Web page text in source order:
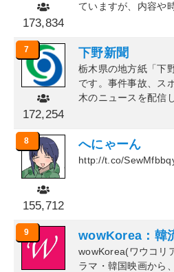
173,834
ていますが、内容や
7
172,254
下野新聞
栃木県の地方紙「下
です。事件事故、ス
木のニュースを配信
8
155,712
へにゃーん
http://t.co/
9 wowKorea：韓
wowKorea(ワウコリ
ラマ・韓国映画から